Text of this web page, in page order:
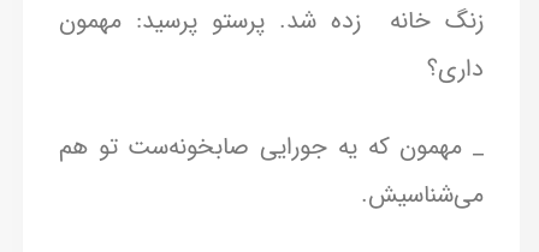
زنگ خانه زده شد. پرستو پرسید: مهمون
داری؟
_ مهمون که یه جورایی صابخونه‌ست تو هم
می‌شناسیش.